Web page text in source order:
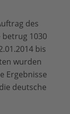
des
betrug 1030
bis
wurden
Ergebnisse
deutsche